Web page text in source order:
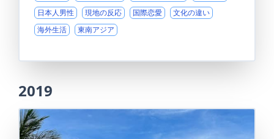
日本人男性
現地の反応 国際恋愛
文化の違い
海外生活
東南アジア
2019